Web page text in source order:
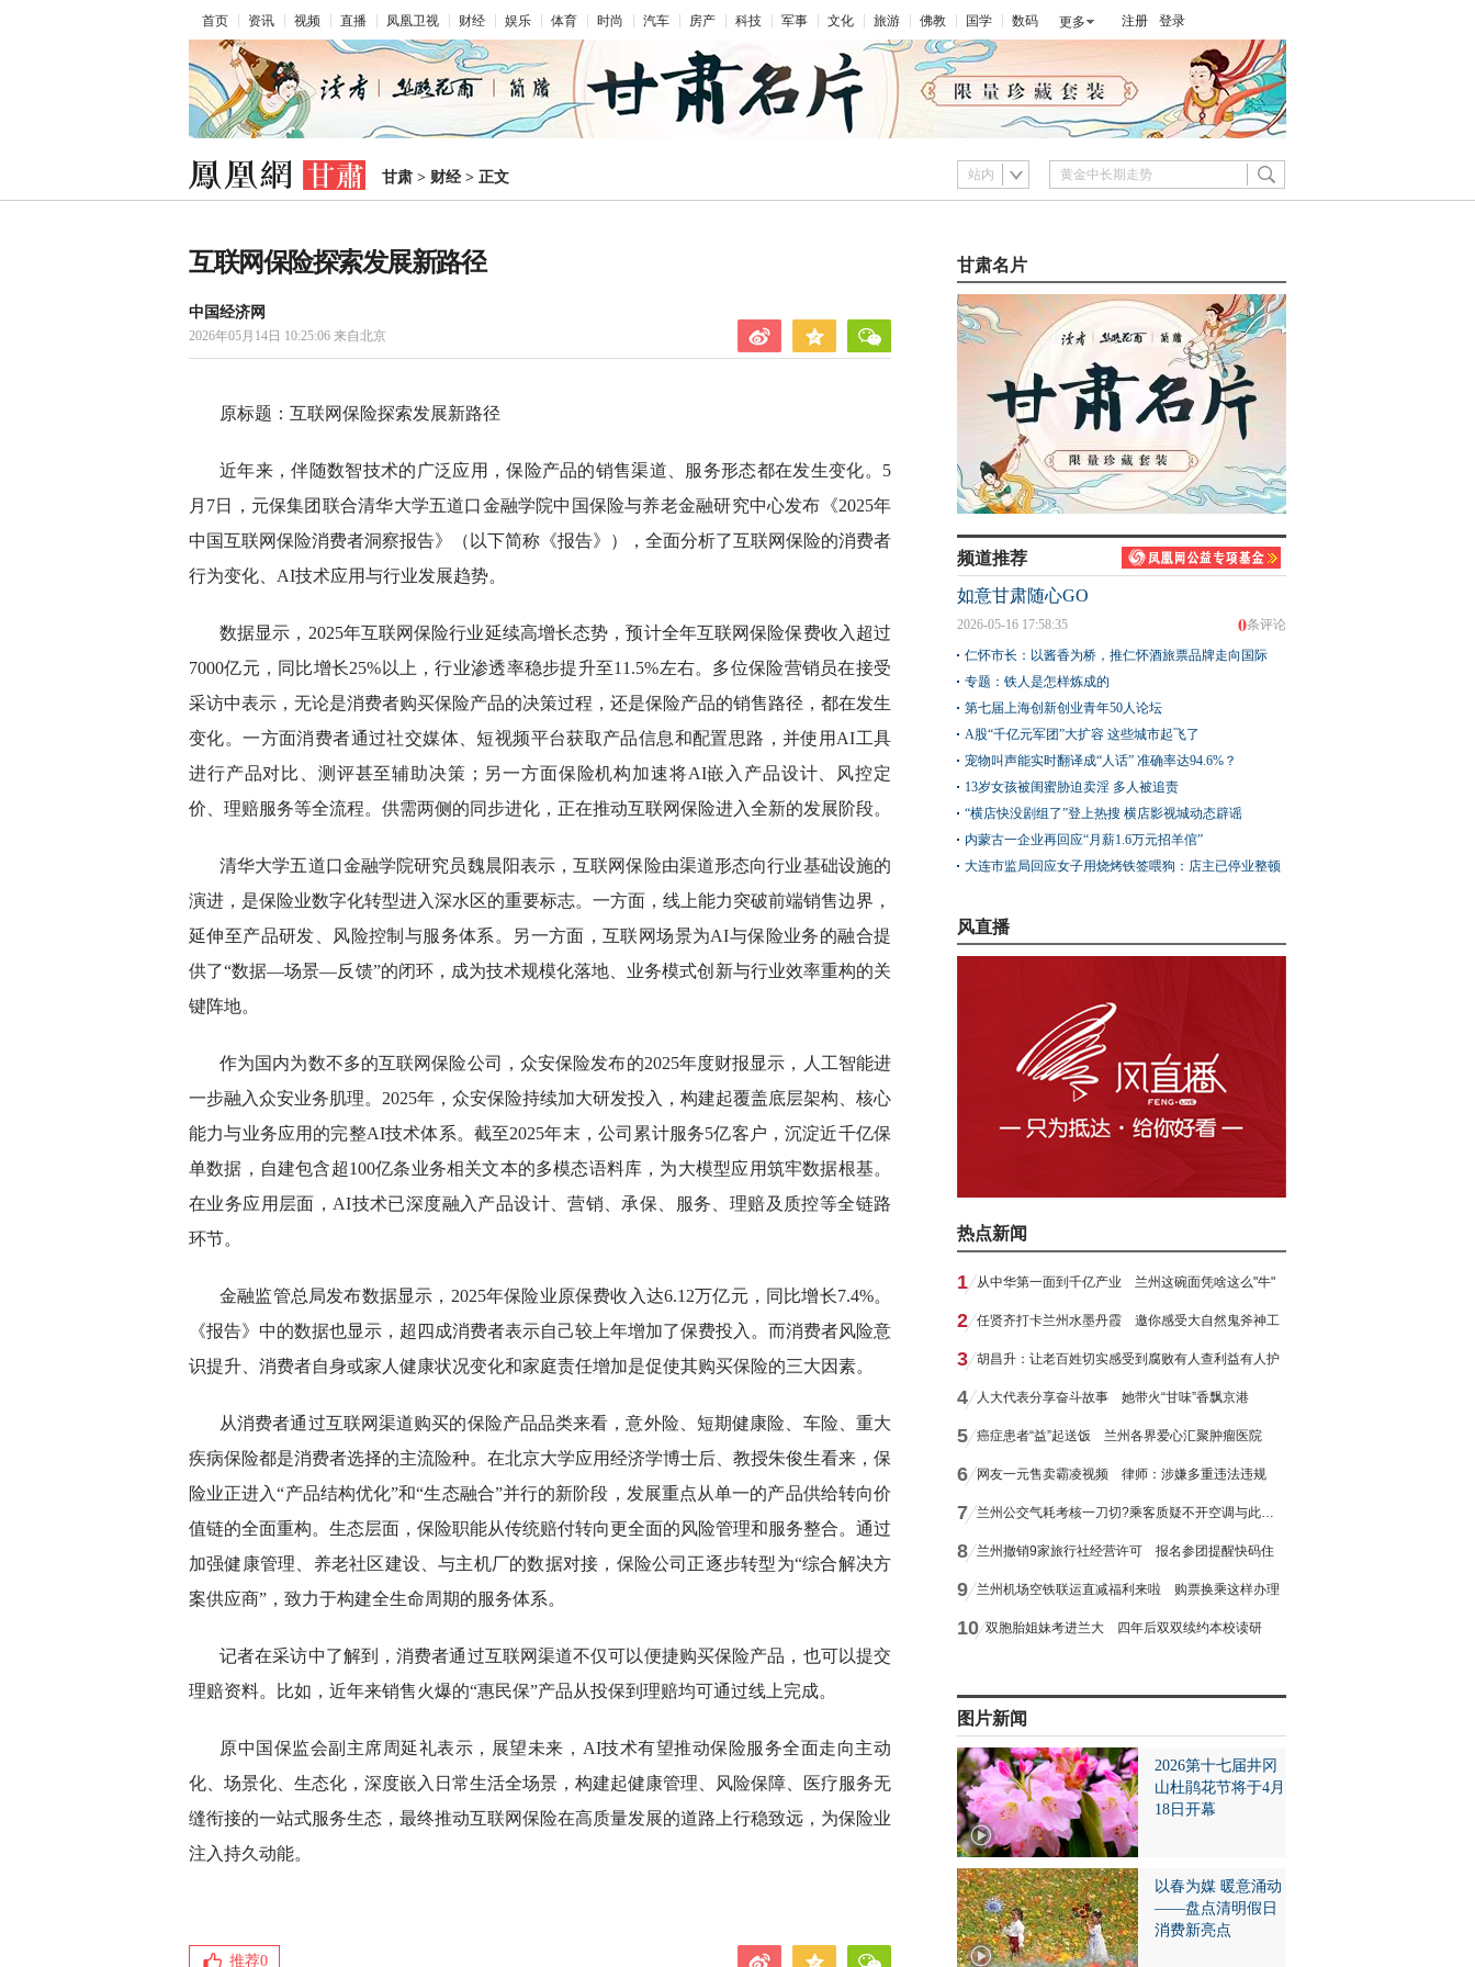
首页 资讯 视频 直播 凤凰卫视 财经 娱乐 体育 时尚 汽车 房产 科技 军事 文化 旅游 佛教 国学 数码 更多 注册 登录
甘肃 > 财经> 正文 站内
互联网保险探索发展新路径
中国经济网
2026年05月14日 10:25:06 来自北京
原标题：互联网保险探索发展新路径
近年来，伴随数智技术的广泛应用，保险产品的销售渠道、服务形态都在发生变化。5
月7日，元保集团联合清华大学五道口金融学院中国保险与养老金融研究中心发布《2025年
中国互联网保险消费者洞察报告》（以下简称《报告》），全面分析了互联网保险的消费者
行为变化、AI技术应用与行业发展趋势。
数据显示，2025年互联网保险行业延续高增长态势，预计全年互联网保险保费收入超过
7000亿元，同比增长25%以上，行业渗透率稳步提升至11.5%左右。多位保险营销员在接受
采访中表示，无论是消费者购买保险产品的决策过程，还是保险产品的销售路径，都在发生
变化。一方面消费者通过社交媒体、短视频平台获取产品信息和配置思路，并使用AI工具
进行产品对比、测评甚至辅助决策；另一方面保险机构加速将AI嵌入产品设计、风控定
价、理赔服务等全流程。供需两侧的同步进化，正在推动互联网保险进入全新的发展阶段。
清华大学五道口金融学院研究员魏晨阳表示，互联网保险由渠道形态向行业基础设施的
演进，是保险业数字化转型进入深水区的重要标志。一方面，线上能力突破前端销售边界，
延伸至产品研发、风险控制与服务体系。另一方面，互联网场景为AI与保险业务的融合提
供了“数据—场景—反馈”的闭环，成为技术规模化落地、业务模式创新与行业效率重构的关
键阵地。
作为国内为数不多的互联网保险公司，众安保险发布的2025年度财报显示，人工智能进
一步融入众安业务肌理。2025年，众安保险持续加大研发投入，构建起覆盖底层架构、核心
能力与业务应用的完整AI技术体系。截至2025年末，公司累计服务5亿客户，沉淀近千亿保
单数据，自建包含超100亿条业务相关文本的多模态语料库，为大模型应用筑牢数据根基。
在业务应用层面，AI技术已深度融入产品设计、营销、承保、服务、理赔及质控等全链路
环节。
金融监管总局发布数据显示，2025年保险业原保费收入达6.12万亿元，同比增长7.4%。
《报告》中的数据也显示，超四成消费者表示自己较上年增加了保费投入。而消费者风险意
识提升、消费者自身或家人健康状况变化和家庭责任增加是促使其购买保险的三大因素。
从消费者通过互联网渠道购买的保险产品品类来看，意外险、短期健康险、车险、重大
疾病保险都是消费者选择的主流险种。在北京大学应用经济学博士后、教授朱俊生看来，保
险业正进入“产品结构优化”和“生态融合”并行的新阶段，发展重点从单一的产品供给转向价
值链的全面重构。生态层面，保险职能从传统赔付转向更全面的风险管理和服务整合。通过
加强健康管理、养老社区建设、与主机厂的数据对接，保险公司正逐步转型为“综合解决方
案供应商”，致力于构建全生命周期的服务体系。
记者在采访中了解到，消费者通过互联网渠道不仅可以便捷购买保险产品，也可以提交
理赔资料。比如，近年来销售火爆的“惠民保”产品从投保到理赔均可通过线上完成。
原中国保监会副主席周延礼表示，展望未来，AI技术有望推动保险服务全面走向主动
化、场景化、生态化，深度嵌入日常生活全场景，构建起健康管理、风险保障、医疗服务无
缝衔接的一站式服务生态，最终推动互联网保险在高质量发展的道路上行稳致远，为保险业
注入持久动能。
推荐0
甘肃名片
频道推荐
如意甘肃随心GO
0条评论
2026-05-16 17:58:35
仁怀市长：以酱香为桥，推仁怀酒旅票品牌走向国际
专题：铁人是怎样炼成的
第七届上海创新创业青年50人论坛
A股“千亿元军团”大扩容 这些城市起飞了
宠物叫声能实时翻译成“人话” 准确率达94.6%？
13岁女孩被闺蜜胁迫卖淫 多人被追责
“横店快没剧组了”登上热搜 横店影视城动态辟谣
内蒙古一企业再回应“月薪1.6万元招羊倌”
大连市监局回应女子用烧烤铁签喂狗：店主已停业整顿
风直播
热点新闻
1 从中华第一面到千亿产业 兰州这碗面凭啥这么"牛"
2 任贤齐打卡兰州水墨丹霞 邀你感受大自然鬼斧神工
3 胡昌升：让老百姓切实感受到腐败有人查利益有人护
4 人大代表分享奋斗故事 她带火“甘味”香飘京港
5 癌症患者“益”起送饭 兰州各界爱心汇聚肿瘤医院
6 网友一元售卖霸凌视频 律师：涉嫌多重违法违规
7 兰州公交气耗考核一刀切?乘客质疑不开空调与此有关
8 兰州撤销9家旅行社经营许可 报名参团提醒快码住
9 兰州机场空铁联运直减福利来啦 购票换乘这样办理
10 双胞胎姐妹考进兰大 四年后双双续约本校读研
图片新闻
2026第十七届井冈
山杜鹃花节将于4月
18日开幕
以春为媒 暖意涌动
——盘点清明假日
消费新亮点